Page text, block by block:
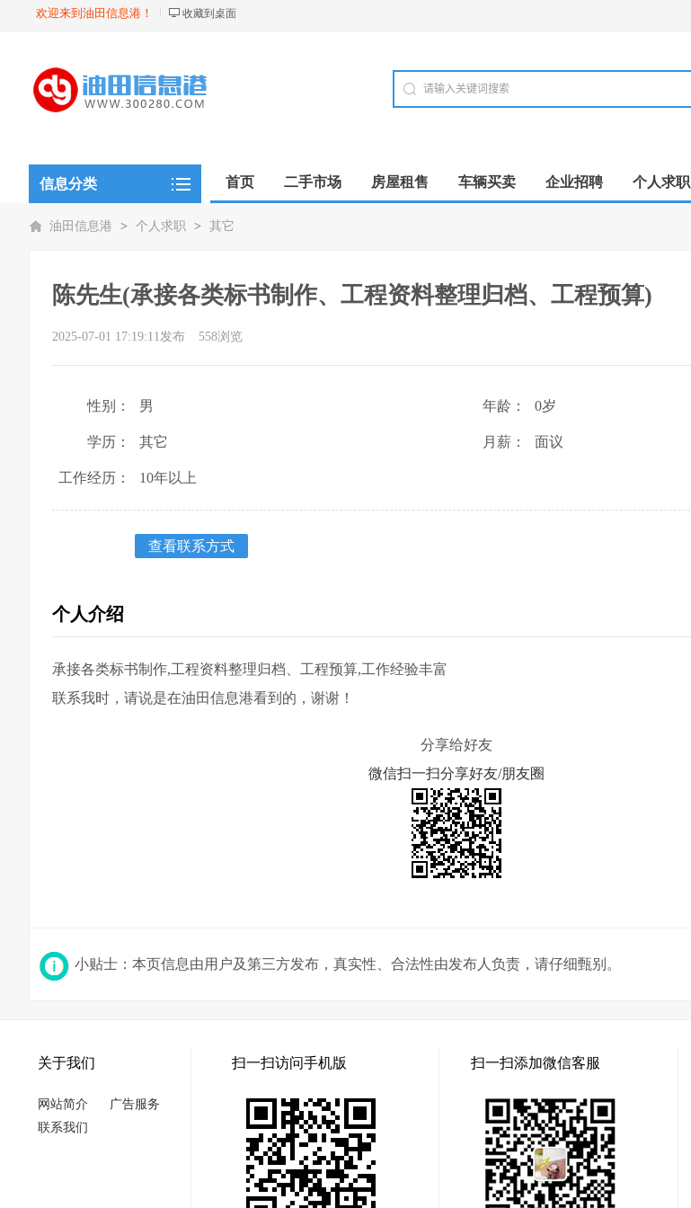
欢迎来到油田信息港！ 收藏到桌面
信息分类 首页 二手市场 房屋租售 车辆买卖 企业招聘 个人求职
油田信息港 > 个人求职 > 其它
陈先生(承接各类标书制作、工程资料整理归档、工程预算)
2025-07-01 17:19:11发布 558浏览
性别： 男 年龄： 0岁
学历： 其它 月薪： 面议
工作经历： 10年以上
查看联系方式
个人介绍
承接各类标书制作,工程资料整理归档、工程预算,工作经验丰富
联系我时，请说是在油田信息港看到的，谢谢！
分享给好友
微信扫一扫分享好友/朋友圈
小贴士：本页信息由用户及第三方发布，真实性、合法性由发布人负责，请仔细甄别。
关于我们
网站简介
广告服务
联系我们
扫一扫访问手机版 扫一扫添加微信客服